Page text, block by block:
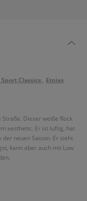
Sport Classics
Etnies
Dieser weiße Rock
aesthetic. Er ist luftig, hat
neuen Saison. Er sieht
kann aber auch mit Low